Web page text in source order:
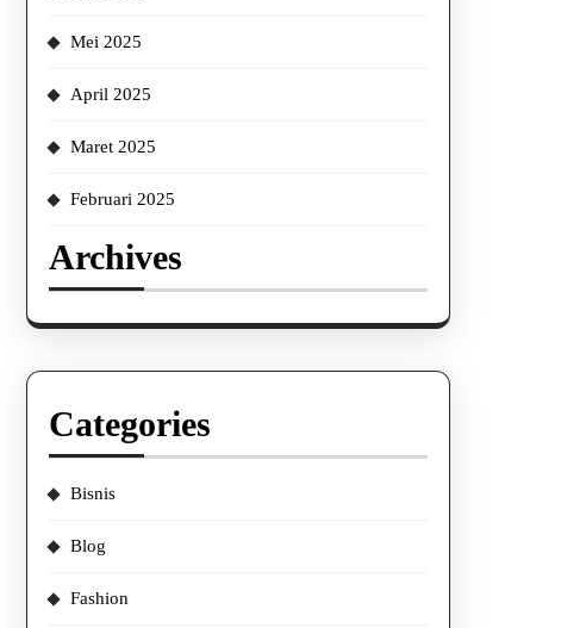
Mei 2025
April 2025
Maret 2025
Februari 2025
Archives
Categories
Bisnis
Blog
Fashion